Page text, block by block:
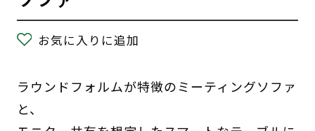
お気に入りに追加
ラウンドフォルムが特徴のミーティングソファ
と、